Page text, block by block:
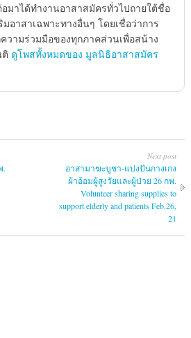
าได้ทำงานอาสาสมัครทั่วไปถายใต้ชื่อ
อาสาเฉพาะทางอื่นๆ โดยเชื่อว่าการ
วามร่วมมือของทุกภาคส่วนเพื่อสน้าง
ดูโพสทั้งหมดของ มูลนิธิอาสาสมัคร
.
Next post
อาสามาฆะบูชา-แบ่งปันกางเกง
ผ้าอ้อมผู้สูงวัยและผู้ป่วย 26 กพ.
Volunteer sharing supplies to
support elderly and patients Feb.26,
21